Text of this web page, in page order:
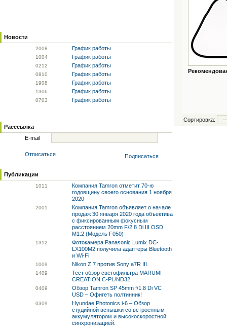
Новости
2008 График работы
1004 График работы
0212 График работы
0810 График работы
1908 График работы
1306 График работы
0703 График работы
Расссылка
E-mail
Отписаться Подписаться
Публикации
1011
Компания Tamron отметит 70-ю
годовщину своего основания 1 ноября
2020
2001
Компания Tamron объявляет о начале
продаж 30 января 2020 года объектива
с фиксированным фокусным
расстоянием 20mm F/2.8 Di III OSD
M1:2 (Модель F050)
1312
Фотокамера Panasonic Lumix DC-
LX100M2 получила адаптеры Bluetooth
и Wi-Fi
1009 Nikon Z 7 против Sony a7R III.
1409
Тест обзор светофильтра MARUMI
CREATION C-PL/ND32
0409
Обзор Tamron SP 45mm f/1.8 Di VC
USD – Офигеть полтинник!
0309
Hyundae Photonics i-6 – Обзор
студийной вспышки со встроенным
аккумулятором и высокоскоростной
синхронизацией.
Сортировка: